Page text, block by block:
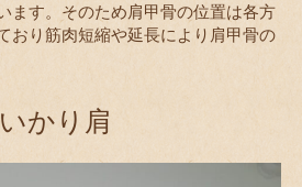
ます。そのため肩甲骨の位置は各方
おり筋肉短縮や延長により肩甲骨の
いかり肩